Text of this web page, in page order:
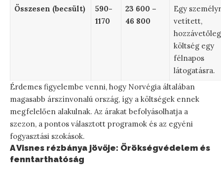
Összesen (becsült)
590-
1170
23 600 –
46 800
Egy
vetített,
költség egy
félnapos
látogatásra.
Érdemes figyelembe venni, hogy Norvégia általában
magasabb árszínvonalú ország, így a költségek ennek
megfelelően alakulnak. Az árakat befolyásolhatja a
szezon, a pontos választott programok és az egyéni
fogyasztási szokások.
A Visnes rézbánya jövője: Örökségvédelem és
fenntarthatóság